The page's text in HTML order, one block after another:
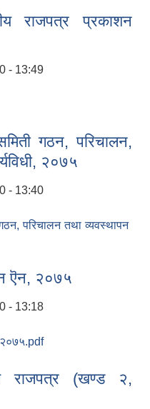
राजपत्र प्रकाशन
- 13:49
गठन, परिचालन,
२०७५
- 13:40
परिचालन तथा व्यवस्थापन
कार्यविधी, २०७५
ऎन, २०७५
- 13:18
२०७५.pdf
राजपत्र (खण्ड २,